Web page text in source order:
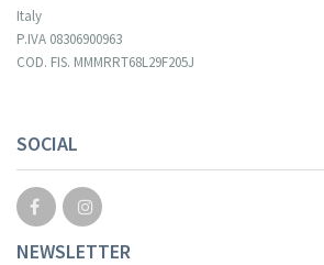
Italy
P.IVA 08306900963
COD. FIS. MMMRRT68L29F205J
SOCIAL
NEWSLETTER